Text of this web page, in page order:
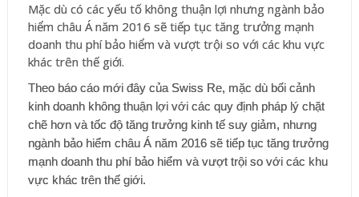
Mặc dù có các yếu tố không thuận lợi nhưng ngành bảo
hiểm châu Á năm 2016 sẽ tiếp tục tăng trưởng mạnh
doanh thu phí bảo hiểm và vượt trội so với các khu vực
khác trên thế giới.
Theo báo cáo mới đây của Swiss Re, mặc dù bối cảnh
kinh doanh không thuận lợi với các quy định pháp lý chặt
chẽ hơn và tốc độ tăng trưởng kinh tế suy giảm, nhưng
ngành bảo hiểm châu Á năm 2016 sẽ tiếp tục tăng trưởng
mạnh doanh thu phí bảo hiểm và vượt trội so với các khu
vực khác trên thế giới.